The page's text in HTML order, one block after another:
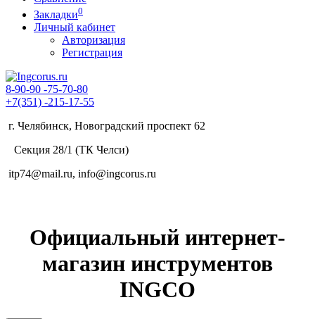
Закладки0
Личный кабинет
Авторизация
Регистрация
8-90-90 -75-70-80
+7(351) -215-17-55
г. Челябинск, Новоградский проспект 62
Секция 28/1 (ТК Челси)
itp74@mail.ru, info@ingcorus.ru
Официальный интернет-
магазин инструментов
INGCO